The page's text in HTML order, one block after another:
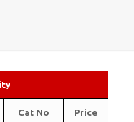
Cat No Price